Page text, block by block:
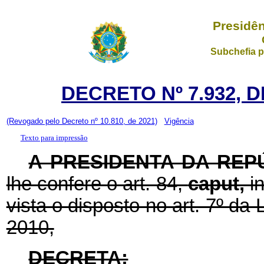
Subchefia
DECRETO Nº 7.932,
(Revogado pelo Decreto nº 10.810, de 2021)
Vigência
Texto para impressão
A PRESIDENTA DA
lhe confere o art. 84,caput,
vista o disposto no art. 7º da
2010,
DECRETA: